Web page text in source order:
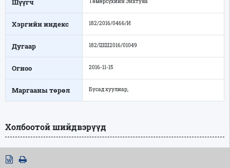
Шүүгч
Хэргийн индекс 182/2016/0466/И
Дугаар 182/ШШ2016/01049
Огноо 2016-11-15
Маргааны төрөл Бусад хуулиар,
Холбоотой шийдвэрүүд